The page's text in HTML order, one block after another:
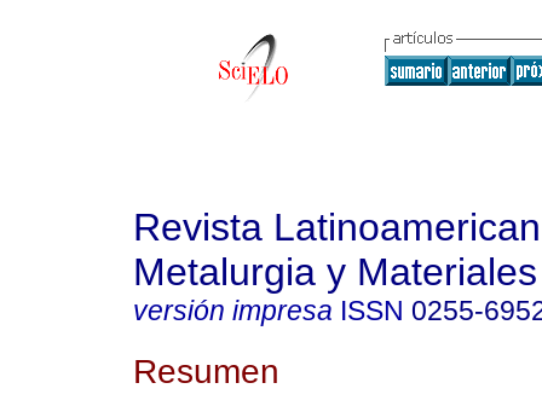
Revista
Metalurgia y Materiales
versión impresa ISSN 0255-
Resumen